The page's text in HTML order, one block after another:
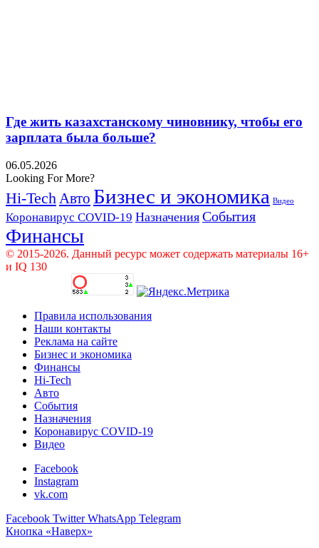
Где жить казахстанскому чиновнику, чтобы его
зарплата была больше?
06.05.2026
Looking For More?
Hi-Tech Авто Бизнес и экономика Видео
Коронавирус COVID-19 Назначения События
Финансы
© 2015-2026. Данный ресурс может содержать материалы 16+
и IQ 130
Правила использования
Наши контакты
Реклама на сайте
Бизнес и экономика
Финансы
Hi-Tech
Авто
События
Назначения
Коронавирус COVID-19
Видео
Facebook
Instagram
vk.com
Facebook Twitter WhatsApp Telegram
Кнопка «Наверх»